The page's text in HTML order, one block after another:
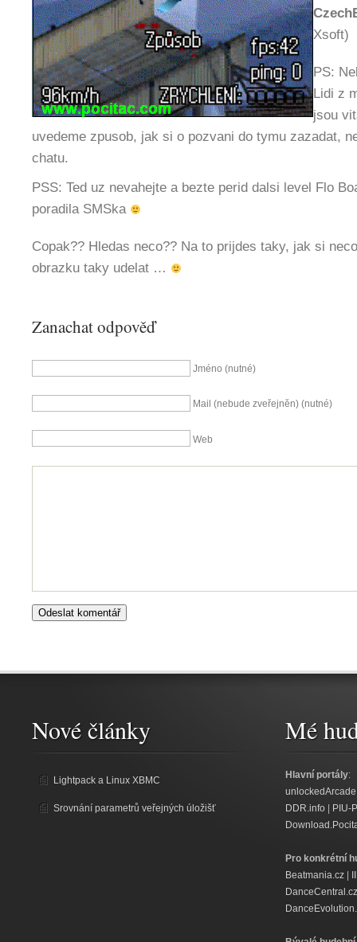
Xsoft)
PS:
Lidi z
jsou
uvedeme zpusob, jak si o pozvani do tymu zazadat,
chatu.
PSS: Ted uz nevahejte a bezte perid dalsi level Flo
poradila SMSka
Copak?? Hledas neco?? Na to prijdes taky, jak si
obrazku taky udelat …
Zanachat odpověď
Jméno (nutné)
Mail (nebude zveřejněn) (nutné)
Web
Nové články
Lightpack a Linux XBMC
Srovnání parametrů veřejných úložišť
Mé
Hlavní portály:
DDR.info
PIU-
Pro konkrétní
Beatmania.cz
DanceCentral.cz